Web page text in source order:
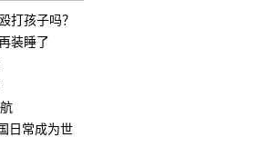
打孩子吗？
装睡了
日常成为世